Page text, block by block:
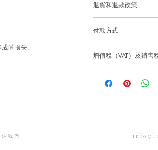
的損失。
紫色藍寶石尺寸: ~8.9
香港和澳門免費送貨
選寶石及配搭色系，
石（Morganite）及
可選擇訂製各種切工
*一般訂製時間：約6-
逢星期五可預約到位
貨。
所造成的損失。
退貨和退款政策
如果您訂購的商品有
聯繫，電話為852-
付款方式
有主要信用卡。
歡迎顧客店內取貨
香港微信支付。
Laine Limited
戶口號碼：582-
增值稅（VAT）及銷售
一切入口稅、關稅及
注我們